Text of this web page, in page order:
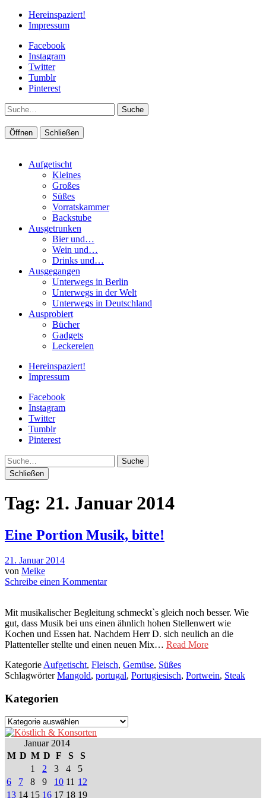
Hereinspaziert!
Impressum
Facebook
Instagram
Twitter
Tumblr
Pinterest
Suche
Öffnen Schließen
Aufgetischt
Kleines
Großes
Süßes
Vorratskammer
Backstube
Ausgetrunken
Bier und…
Wein und…
Drinks und…
Ausgegangen
Unterwegs in Berlin
Unterwegs in der Welt
Unterwegs in Deutschland
Ausprobiert
Bücher
Gadgets
Leckereien
Hereinspaziert!
Impressum
Facebook
Instagram
Twitter
Tumblr
Pinterest
Suche
Schließen
Tag: 21. Januar 2014
Eine Portion Musik, bitte!
21. Januar 2014
von Meike
Schreibe einen Kommentar
Mit musikalischer Begleitung schmeckt`s gleich noch besser. Wie
gut, dass Musik bei uns einen ähnlich hohen Stellenwert wie
Kochen und Essen hat. Nachdem Herr D. sich neulich an die
Plattenteller stellte und einen neuen Mix… Read More
Kategorie Aufgetischt, Fleisch, Gemüse, Süßes
SchlagwörterMangold, portugal, Portugiesisch, Portwein, Steak
Kategorien
Kategorien
Januar 2014
M D M D F S
S
1
2 3 4
5
6
7 8 9 10 11 12
13 14 15 16 17 18 19